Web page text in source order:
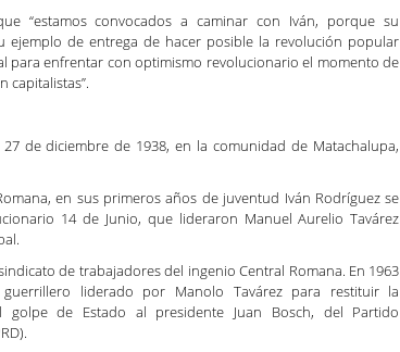
“estamos convocados a caminar con Iván, porque su
ejemplo de entrega de hacer posible la revolución popular
para enfrentar con optimismo revolucionario el momento de
capitalistas”.
de diciembre de 1938, en la comunidad de Matachalupa,
en sus primeros años de juventud Iván Rodríguez se
14 de Junio, que lideraron Manuel Aurelio Tavárez
de trabajadores del ingenio Central Romana. En 1963
liderado por Manolo Tavárez para restituir la
golpe de Estado al presidente Juan Bosch, del Partido